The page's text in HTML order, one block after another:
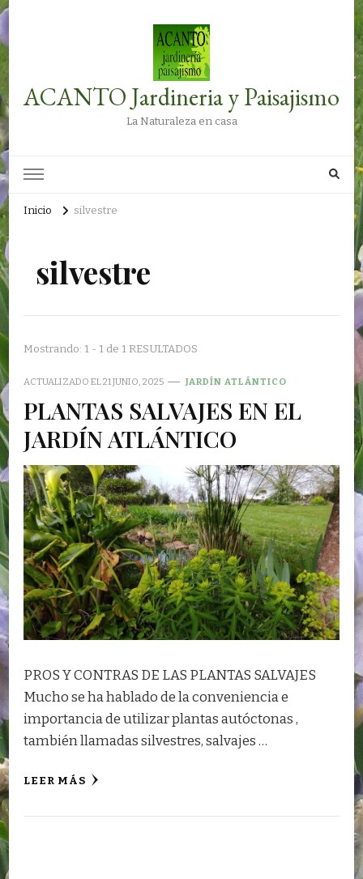
ACANTO Jardineria y Paisajismo
La Naturaleza en casa
Inicio silvestre
silvestre
Mostrando: 1 - 1 de 1 RESULTADOS
ACTUALIZADO EL21 JUNIO, 2025 JARDÍN ATLÁNTICO
PLANTAS SALVAJES EN EL
JARDÍN ATLÁNTICO
PROS Y CONTRAS DE LAS PLANTAS SALVAJES
Mucho se ha hablado de la conveniencia e
importancia de utilizar plantas autóctonas ,
también llamadas silvestres, salvajes …
LEER MÁS